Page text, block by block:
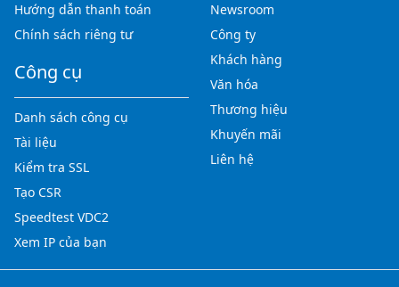
Hướng dẫn thanh toán
Chính sách riêng tư
Công cụ
Danh sách công cụ
Tài liệu
Kiểm tra SSL
Tạo CSR
Speedtest VDC2
Xem IP của bạn
Newsroom
Công ty
Khách hàng
Văn hóa
Thương hiệu
Khuyến mãi
Liên hệ